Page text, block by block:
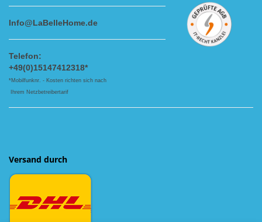
Info@LaBelleHome.de
Telefon:
+49(0)15147412318*
*Mobilfunknr. - Kosten richten sich nach
Ihrem Netzbetreibertarif
Versand durch